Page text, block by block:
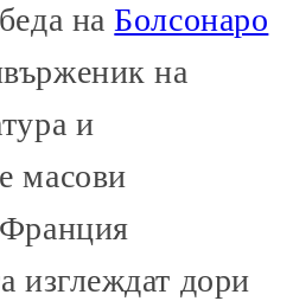
наБолсонаро
на
и
масови
изглеждат дори